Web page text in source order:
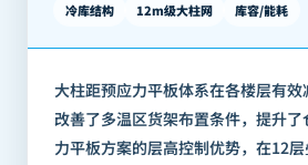
冷库结构 12m级大柱网 库容/能耗
大柱距预应力平板体系在各楼层有效
改善了多温区货架布置条件，提升
力平板方案的层高控制优势，在12